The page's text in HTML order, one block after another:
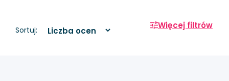
Sortuj: Więcej filtrów